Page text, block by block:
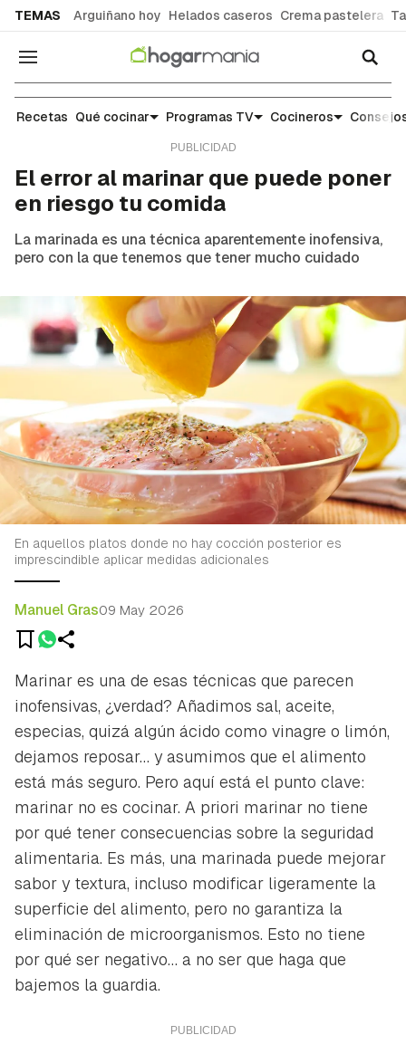
TEMAS Arguiñano hoy Helados caseros Crema pastelera
Navegación
Escuela de cocina: trucos y consejos para el día
Recetas Qué cocinar Programas TV Cocineros
El error al marinar que puede poner
en riesgo tu comida
La marinada es una técnica aparentemente inofensiva,
pero con la que tenemos que tener mucho cuidado
En aquellos platos donde no hay cocción posterior es
imprescindible aplicar medidas adicionales
Manuel Gras09 May 2026
Marinar es una de esas técnicas que parecen
inofensivas, ¿verdad? Añadimos sal, aceite,
especias, quizá algún ácido como vinagre o limón,
dejamos reposar… y asumimos que el alimento
está más seguro. Pero aquí está el punto clave:
marinar no es cocinar. A priori marinar no tiene
por qué tener consecuencias sobre la seguridad
alimentaria. Es más, una marinada puede mejorar
sabor y textura, incluso modificar ligeramente la
superficie del alimento, pero no garantiza la
eliminación de microorganismos. Esto no tiene
por qué ser negativo… a no ser que haga que
bajemos la guardia.